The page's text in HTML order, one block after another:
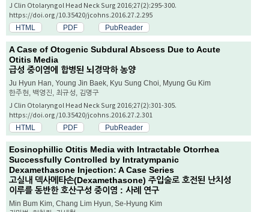
J Clin Otolaryngol Head Neck Surg 2016;27(2):295-300.
https://doi.org/10.35420/jcohns.2016.27.2.295
HTML PDF PubReader
A Case of Otogenic Subdural Abscess Due to Acute
Otitis Media
급성 중이염에 합병된 뇌경막하 농양
Ju Hyun Han, Young Jin Baek, Kyu Sung Choi, Myung Gu Kim
한주현, 백영진, 최규성, 김명구
J Clin Otolaryngol Head Neck Surg 2016;27(2):301-305.
https://doi.org/10.35420/jcohns.2016.27.2.301
HTML PDF PubReader
Eosinophillic Otitis Media with Intractable Otorrhea
Successfully Controlled by Intratympanic
Dexamethasone Injection: A Case Series
고실내 덱사메타손(Dexamethasone) 주입술로 호전된 난치성
이루를 동반한 호산구성 중이염 : 사례 연구
Min Bum Kim, Chang Lim Hyun, Se-Hyung Kim